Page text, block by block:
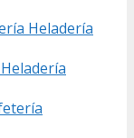
Heladería